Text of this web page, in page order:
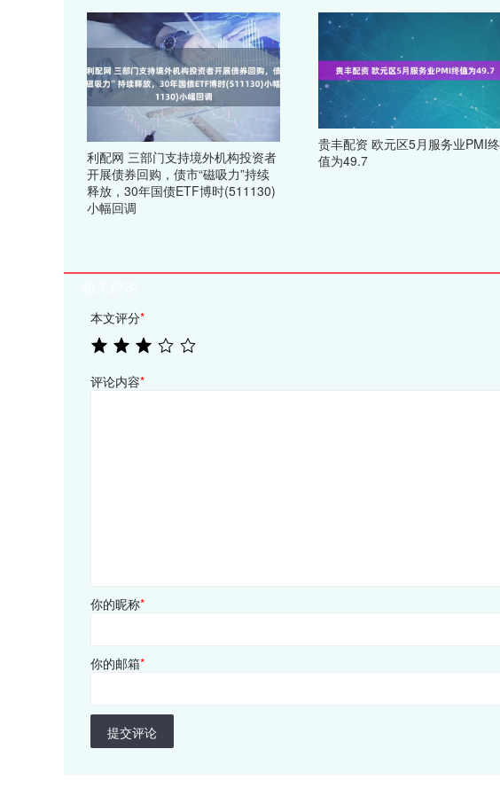
利配网 三部门支持境外机构投资者
开展债券回购，债市“磁吸力”持续
释放，30年国债ETF博时(511130)
小幅回调
贵丰配资 欧元区5月服务业PMI终
值为49.7
本文评分*
评论内容*
你的昵称*
你的邮箱*
提交评论